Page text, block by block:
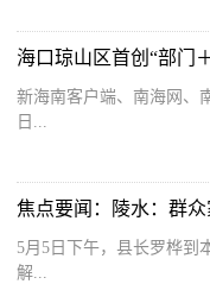
新海南客户端、南海网、
日...
焦点要闻：陵水：群
5月5日下午，县长罗桦到
解...